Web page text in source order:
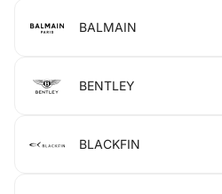
BALMAIN
BENTLEY
BLACKFIN